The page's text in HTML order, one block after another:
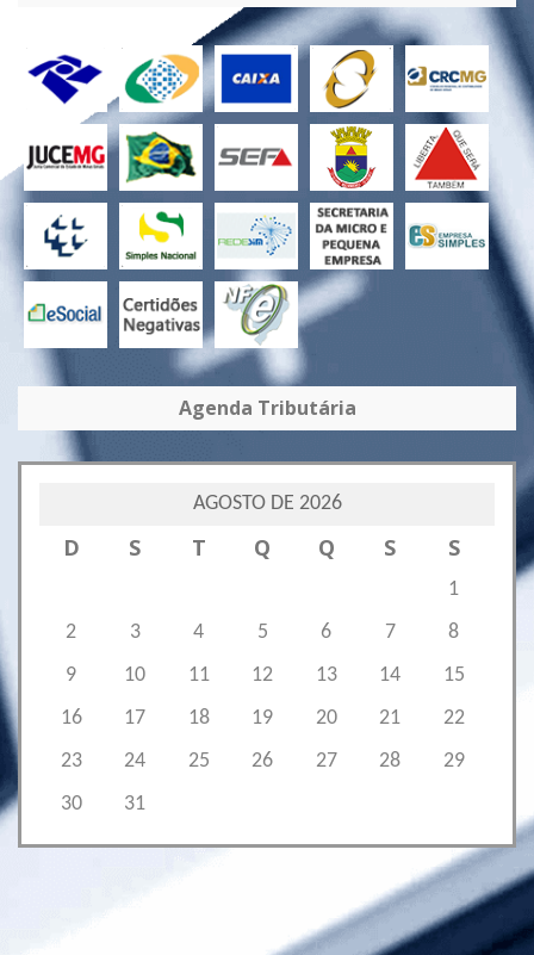
Agenda Tributária
AGOSTO DE 2026
D S T Q Q S S
1
2
3 4 5 6 7
8
9
10 11 12 13 14
15
16
17 18 19 20 21
22
23
24 25 26 27 28
29
30
31